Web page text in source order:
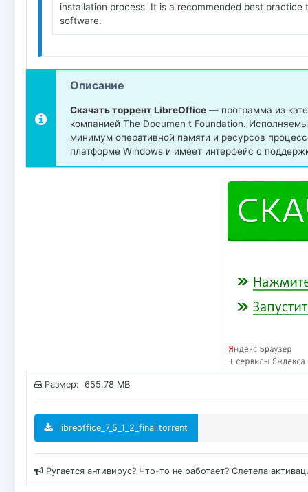
installation process. It is a recommended best
software.
Описание
Скачать торрент LibreOffice— программа из
компанией The Documen t Foundation.
минимум оперативной памяти и ресурсов
платформе Windows и имеет интерфейс с
Размер: 655.78 MB
libreoffice_7_5_1_2_final.torrent
Ругается антивирус? Что-то не работает? Слетела